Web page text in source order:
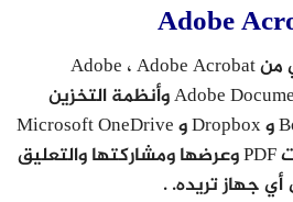
Adobe
يتصل قارئ PDF المجاني من Adobe ، Adobe Acrobat
Reader DC ، بـ Adobe Document cloud وأنظمة التخزين
السحابية الأخرى مثل Box و Dropbox و Microsoft OneDrive
، مما يتيح لك فتح ملفات PDF وعرضها ومشاركتها والتعليق
جهاز تريده. .